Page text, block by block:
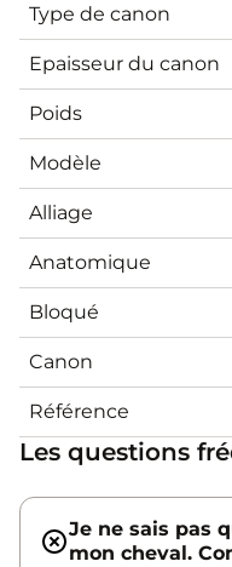
Type de canon
Epaisseur du canon
Poids
Modèle
Alliage
Anatomique
Bloqué
Canon
Référence
Les questions
Je ne sais pas
mon cheval.